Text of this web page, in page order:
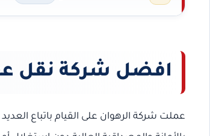
افضل شركة نقل
عملت شركة الرهوان على القيام باتباع